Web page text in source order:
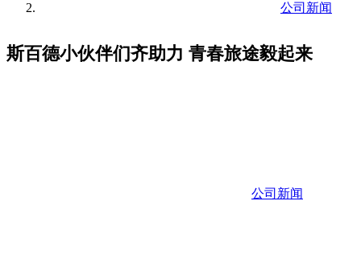
公司新闻
斯百德小伙伴们齐助力 青春旅途毅起来
公司新闻